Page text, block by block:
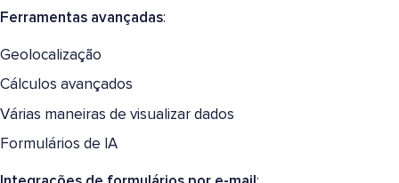
Ferramentas avançadas:
Geolocalização
Cálculos avançados
Várias maneiras de visualizar dados
Formulários de IA